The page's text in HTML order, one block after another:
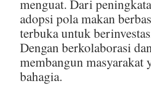
menguat. Dari
adopsi pola makan
terbuka untuk
Dengan berkolaborasi
membangun
bahagia.